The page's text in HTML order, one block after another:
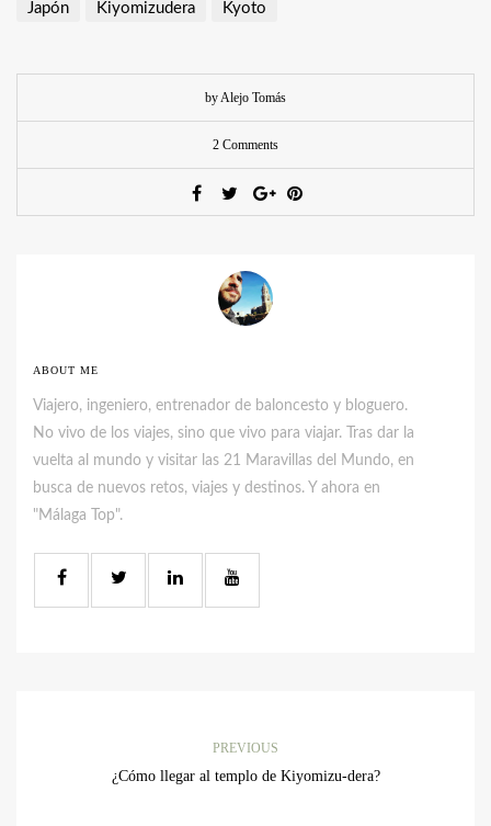
Japón Kiyomizudera Kyoto
by Alejo Tomás
2 Comments
ABOUT ME
Viajero, ingeniero, entrenador de baloncesto y bloguero.
No vivo de los viajes, sino que vivo para viajar. Tras dar la
vuelta al mundo y visitar las 21 Maravillas del Mundo, en
busca de nuevos retos, viajes y destinos. Y ahora en
"Málaga Top".
PREVIOUS
¿Cómo llegar al templo de Kiyomizu-dera?